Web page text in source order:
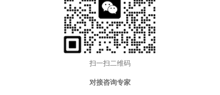
扫一扫二维码
对接咨询专家